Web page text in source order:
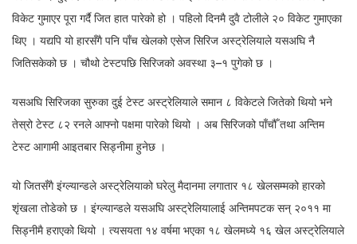
विकेट गुमाएर पूरा गर्दै जित हात पारेको हो । पहिलो दिनमै दुवै टोलीले २० विकेट गुमाएका
थिए । यद्यपि यो हारसँगै पनि पाँच खेलको एसेज सिरिज अस्ट्रेलियाले यसअघि नै
जितिसकेको छ । चौथो टेस्टपछि सिरिजको अवस्था ३–१ पुगेको छ ।
यसअघि सिरिजका सुरुका दुई टेस्ट अस्ट्रेलियाले समान ८ विकेटले जितेको थियो भने
तेस्रो टेस्ट ८२ रनले आफ्नो पक्षमा पारेको थियो । अब सिरिजको पाँचौँ तथा अन्तिम
टेस्ट आगामी आइतबार सिड्नीमा हुनेछ ।
यो जितसँगै इंग्ल्यान्डले अस्ट्रेलियाको घरेलु मैदानमा लगातार १८ खेलसम्मको हारको
शृंखला तोडेको छ । इंग्ल्यान्डले यसअघि अस्ट्रेलियालाई अन्तिमपटक सन् २०११ मा
सिड्नीमै हराएको थियो । त्यसयता १४ वर्षमा भएका १८ खेलमध्ये १६ खेल अस्ट्रेलियाले